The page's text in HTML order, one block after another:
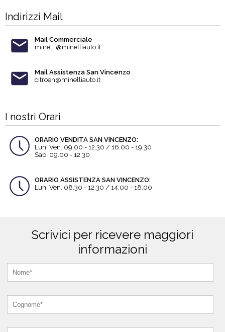
Indirizzi Mail
Mail Commerciale
minelli@minelliauto.it
Mail Assistenza San Vincenzo
citroen@minelliauto.it
I nostri Orari
ORARIO VENDITA SAN VINCENZO:
Lun. Ven. 09.00 - 12.30 / 16.00 - 19.30
Sab. 09.00 - 12.30
ORARIO ASSISTENZA SAN VINCENZO:
Lun. Ven. 08.30 - 12.30 / 14.00 - 18.00
Scrivici per ricevere maggiori
informazioni